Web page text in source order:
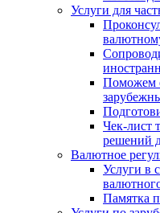
Услуги для
Поможем
Чек-лист
решений
Валютное
Услуги в
Памятка